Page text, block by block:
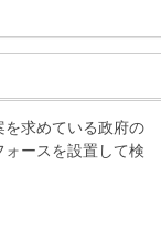
求めている政府の
ースを設置して検